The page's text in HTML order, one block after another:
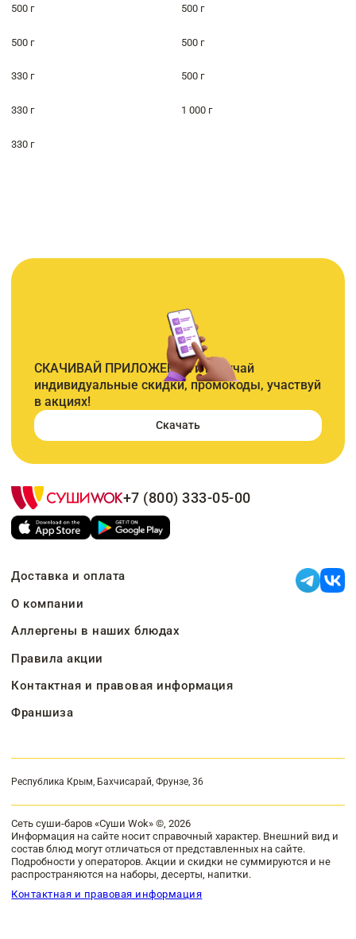
500 г 500 г
500 г 500 г
330 г 500 г
330 г 1 000 г
330 г
СКАЧИВАЙ ПРИЛОЖЕНИЕ и получай
индивидуальные скидки, промокоды, участвуй
в акциях!
Скачать
+7 (800) 333-05-00
Доставка и оплата
О компании
Аллергены в наших блюдах
Правила акции
Контактная и правовая информация
Франшиза
Республика Крым, Бахчисарай, Фрунзе, 36
Сеть суши-баров «Суши Wok» ©, 2026
Информация на сайте носит справочный характер. Внешний вид и
состав блюд могут отличаться от представленных на сайте.
Подробности у операторов. Акции и скидки не суммируются и не
распространяются на наборы, десерты, напитки.
Контактная и правовая информация